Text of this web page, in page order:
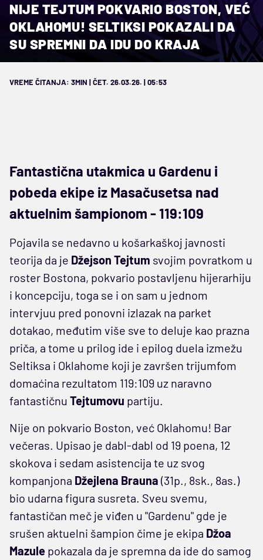
NIJE TEJTUM POKVARIO BOSTON, VEĆ
OKLAHOMU! SELTIKSI POKAZALI DA
SU SPREMNI DA IDU DO KRAJA
VREME ČITANJA: 3MIN | ČET. 26.03.26. | 05:53
Fantastična utakmica u Gardenu i
pobeda ekipe iz Masačusetsa nad
aktuelnim šampionom - 119:109
Pojavila se nedavno u košarkaškoj javnosti
teorija da je Džejson Tejtum svojim povratkom u
roster Bostona, pokvario postavljenu hijerarhiju
i koncepciju, toga se i on sam u jednom
intervjuu pred ponovni izlazak na parket
dotakao, međutim više sve to deluje kao prazna
priča, a tome u prilog ide i epilog duela izmežu
Seltiksa i Oklahome koji je završen trijumfom
domaćina rezultatom 119:109 uz naravno
fantastičnu Tejtumovu partiju.
Nije on pokvario Boston, već Oklahomu! Bar
večeras. Upisao je dabl-dabl od 19 poena, 12
skokova i sedam asistencija te uz svog
kompanjona Džejlena Brauna (31p., 8sk., 8as.)
bio udarna figura susreta. Sveu svemu,
fantastičan meč je viđen u "Gardenu" gde je
srušen aktuelni šampion čime je ekipa Džoa
Mazule pokazala da je spremna da ide do samog